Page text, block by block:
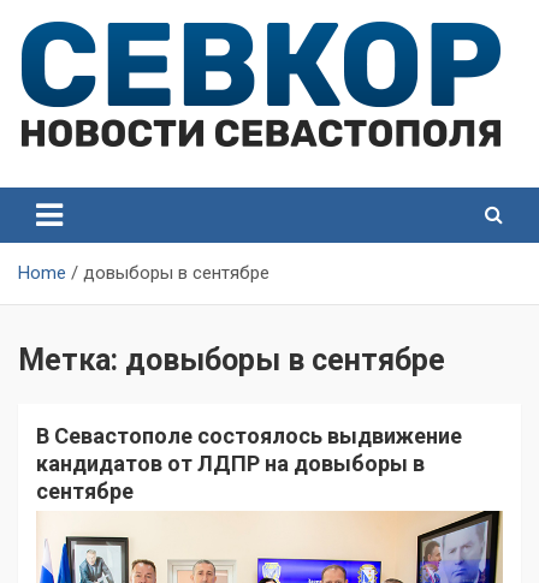
content
Севастополя
Севастополя
Home довыборы в сентябре
Метка: довыборы в сентябре
В Севастополе состоялось выдвижение
кандидатов от ЛДПР на довыборы в
сентябре